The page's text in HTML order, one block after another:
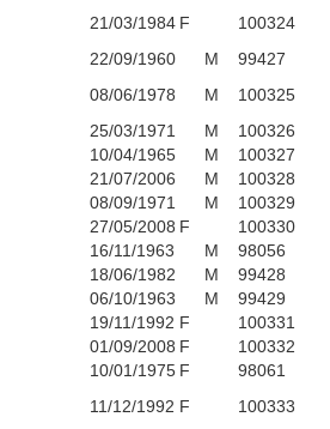
21/03/1984 F
100324
22/09/1960 M
99427
08/06/1978 M
100325
25/03/1971 M
100326
10/04/1965 M
100327
21/07/2006 M
100328
08/09/1971 M
100329
27/05/2008 F
100330
16/11/1963 M
98056
18/06/1982 M
99428
06/10/1963 M
99429
19/11/1992 F
100331
01/09/2008 F
100332
10/01/1975 F
98061
11/12/1992 F
100333